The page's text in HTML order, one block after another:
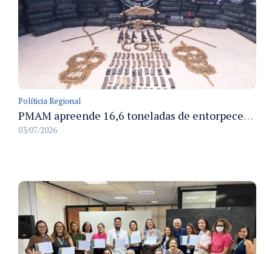
Políticia Regional
PMAM apreende 16,6 toneladas de entorpecentes e registra aumento nas prisões em flagrante e nas capturas de foragidos no primeiro semestre de 2026
03/07/2026